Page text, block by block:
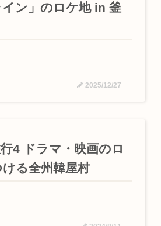
イン」のロケ地 in 釜
2025/12/27
4 ドラマ・映画のロ
る全州韓屋村